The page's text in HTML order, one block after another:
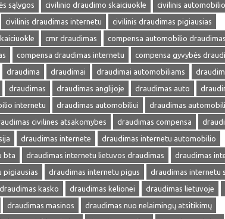
sąlygos
civilinio draudimo skaiciuokle
civilinis
civilinis draudimas internetu
civilinis draudimas pigiausias
cmr draudimas
compensa automobilio draudimas
compensa draudimas internetu compensa gyvybės
draudima draudimai draudimai automobiliams
draudimas draudimas anglijoje draudimas auto
internetu
draudimas automobiliui
draudimas
civilines atsakomybes draudimas compensa
draudimas internete
draudimas internetu automobilio
bta
draudimas internetu lietuvos draudimas
draudimas
pigiausias
draudimas internetu pigus
draudimas internetu
draudimas kasko draudimas kelionei draudimas lietuvoje
draudimas masinos
draudimas nuo nelaimingų atsitikimų